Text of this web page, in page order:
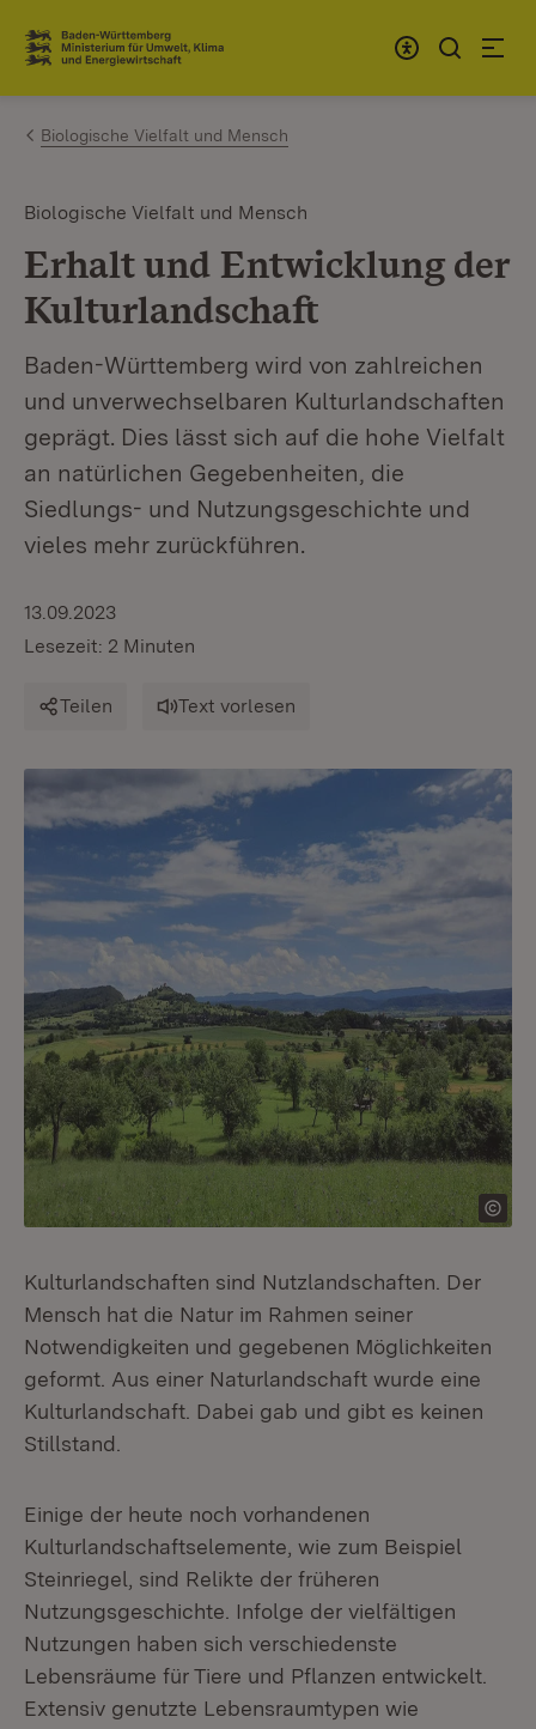
Zum Inhalt springen
Link zur Startseite
Biologische Vielfalt und Mensch
Biologische Vielfalt und Mensch
Erhalt und Entwicklung der
Kulturlandschaft
Baden-Württemberg wird von zahlreichen
und unverwechselbaren Kulturlandschaften
geprägt. Dies lässt sich auf die hohe Vielfalt
an natürlichen Gegebenheiten, die
Siedlungs- und Nutzungsgeschichte und
vieles mehr zurückführen.
13.09.2023
Lesezeit: 2 Minuten
Teilen Text vorlesen
Kulturlandschaften sind Nutzlandschaften. Der
Mensch hat die Natur im Rahmen seiner
Notwendigkeiten und gegebenen Möglichkeiten
geformt. Aus einer Naturlandschaft wurde eine
Kulturlandschaft. Dabei gab und gibt es keinen
Stillstand.
Einige der heute noch vorhandenen
Kulturlandschaftselemente, wie zum Beispiel
Steinriegel, sind Relikte der früheren
Nutzungsgeschichte. Infolge der vielfältigen
Nutzungen haben sich verschiedenste
Lebensräume für Tiere und Pflanzen entwickelt.
Extensiv genutzte Lebensraumtypen wie